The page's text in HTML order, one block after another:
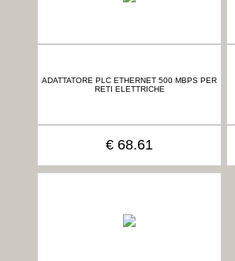
ADATTATORE PLC ETHERNET 500 MBPS PER
RETI ELETTRICHE
€ 68.61